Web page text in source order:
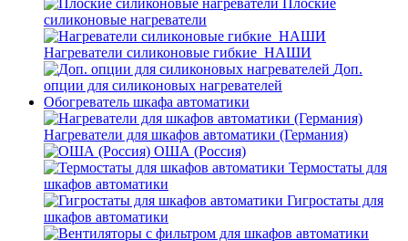
Плоские
силиконовые нагреватели
Нагреватели силиконовые гибкие_НАШИ
Доп.
опции для силиконовых нагревателей
Обогреватель шкафа автоматики
Нагреватели для шкафов автоматики (Германия)
ОША (Россия)
Термостаты для
шкафов автоматики
Гигростаты для
шкафов автоматики